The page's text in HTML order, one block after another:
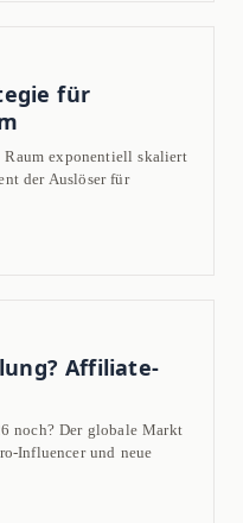
für
exponentiell skaliert
der Auslöser für
Affiliate-
noch? Der globale Markt
Influencer und neue